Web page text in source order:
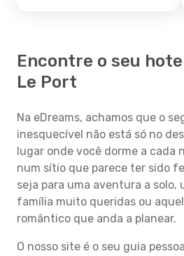
Encontre o seu
Le Port
Na eDreams, achamos que o
inesquecível não está só no
lugar onde você dorme a cada
num sítio que parece ter sido
seja para uma aventura a solo,
família muito queridas ou
romântico que anda a planear.
O nosso site é o seu guia